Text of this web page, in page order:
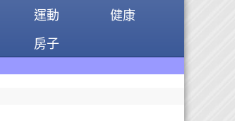
運動
健康
房子